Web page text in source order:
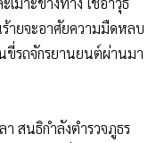
ายจะอาศัยความมืดหลบ
ขี่รถจักรยานยนต์ผ่านมา
สนธิกำลังตำรวจภูธร